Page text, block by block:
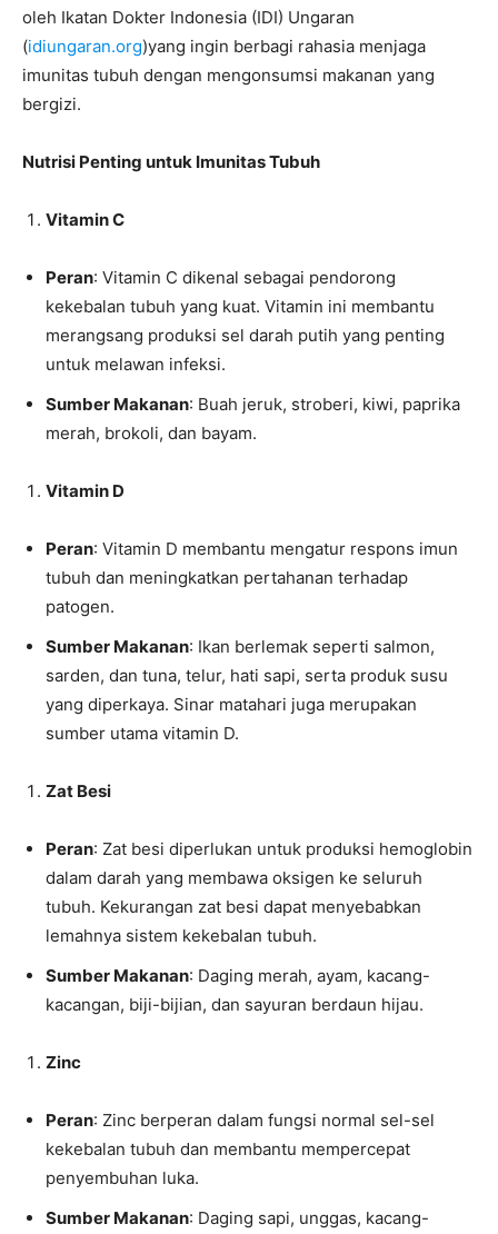
oleh Ikatan Dokter Indonesia (IDI) Ungaran
(idiungaran.org)yang ingin berbagi rahasia menjaga
imunitas tubuh dengan mengonsumsi makanan yang
bergizi.
Nutrisi Penting untuk Imunitas Tubuh
Vitamin C
Peran: Vitamin C dikenal sebagai pendorong
kekebalan tubuh yang kuat. Vitamin ini membantu
merangsang produksi sel darah putih yang penting
untuk melawan infeksi.
Sumber Makanan: Buah jeruk, stroberi, kiwi, paprika
merah, brokoli, dan bayam.
Vitamin D
Peran: Vitamin D membantu mengatur respons imun
tubuh dan meningkatkan pertahanan terhadap
patogen.
Sumber Makanan: Ikan berlemak seperti salmon,
sarden, dan tuna, telur, hati sapi, serta produk susu
yang diperkaya. Sinar matahari juga merupakan
sumber utama vitamin D.
Zat Besi
Peran: Zat besi diperlukan untuk produksi hemoglobin
dalam darah yang membawa oksigen ke seluruh
tubuh. Kekurangan zat besi dapat menyebabkan
lemahnya sistem kekebalan tubuh.
Sumber Makanan: Daging merah, ayam, kacang-
kacangan, biji-bijian, dan sayuran berdaun hijau.
Zinc
Peran: Zinc berperan dalam fungsi normal sel-sel
kekebalan tubuh dan membantu mempercepat
penyembuhan luka.
Sumber Makanan: Daging sapi, unggas, kacang-